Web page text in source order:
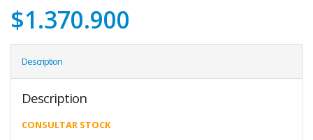
$1.370.900
Description
Description
CONSULTAR STOCK